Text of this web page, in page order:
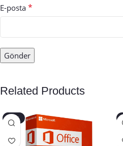
E-posta *
Related Products
-40%